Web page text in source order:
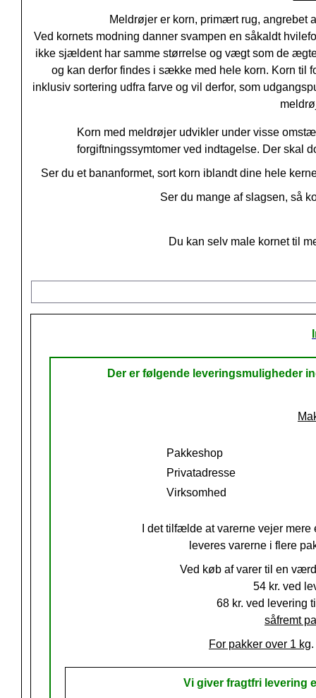
Meldrøjer er korn, primært rug, angrebet
Ved kornets modning danner svampen en såkaldt
ikke sjældent har samme størrelse og vægt som de
og kan derfor findes i sække med hele korn. Korn til
inklusiv sortering udfra farve og vil derfor, som
Korn med meldrøjer udvikler under visse
forgiftningssymtomer ved indtagelse. Der skal
Ser du et bananformet, sort korn iblandt dine hele
Ser du mange af slagsen, så
Du kan selv male kornet til
Der er følgende leveringsmuligheder
Pakkeshop
Privatadresse
Virksomhed
I det tilfælde at varerne vejer
leveres varerne i flere
Ved køb af varer til en
54 kr. ved
68 kr. ved levering
såfremt
For pakker over 1 kg
Vi giver fragtfri levering